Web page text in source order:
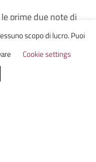
prime due note di
in piedi l’intera
la voce del
e si riparte subito
scopo di lucro. Puoi
Cookie settings